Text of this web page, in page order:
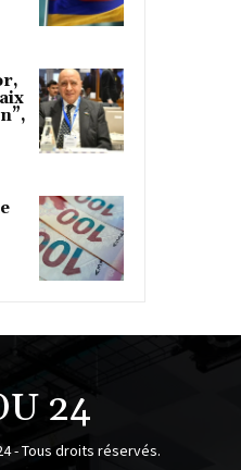
24
- Tous droits réservés.